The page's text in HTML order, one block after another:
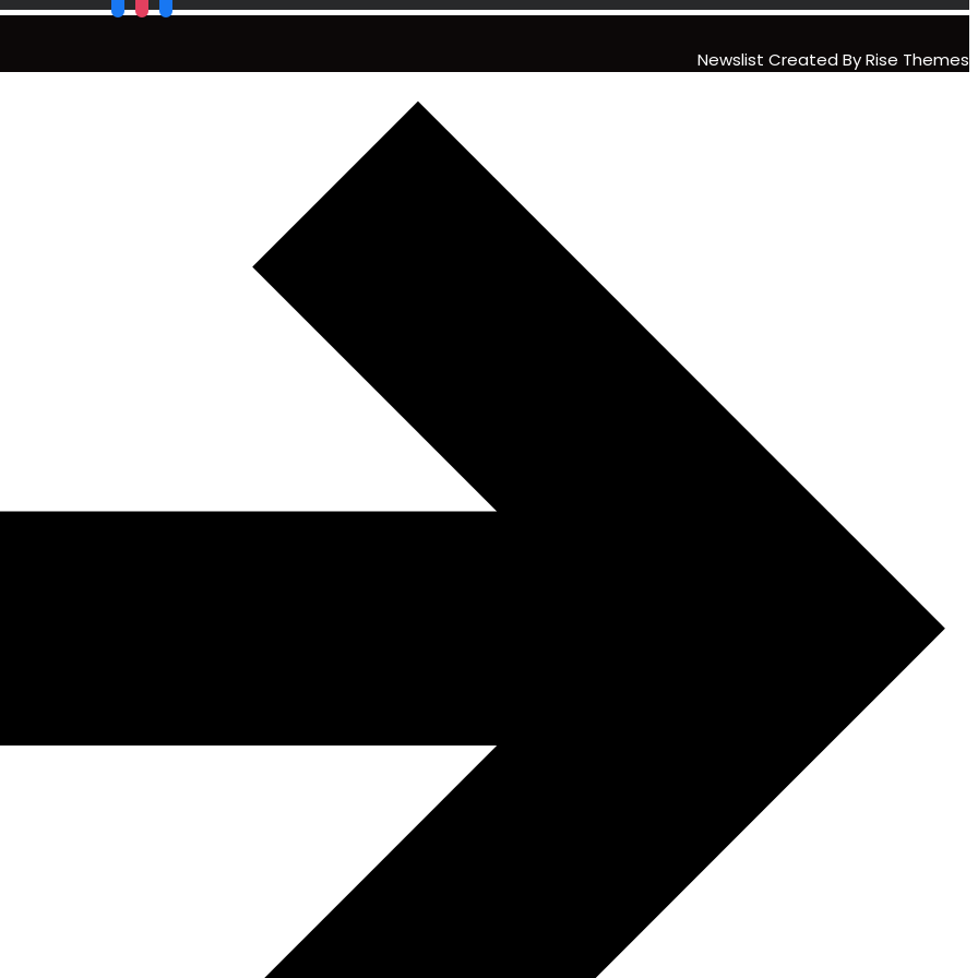
Newslist Created ByRise Themes